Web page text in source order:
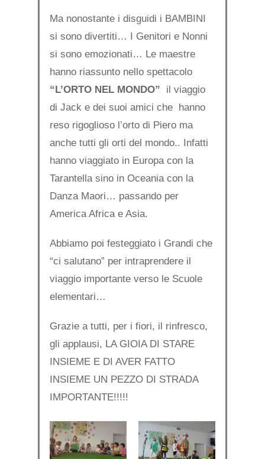
Ma nonostante i disguidi i BAMBINI
si sono divertiti… I Genitori e Nonni
si sono emozionati… Le maestre
hanno riassunto nello spettacolo
“L’ORTO NEL MONDO” il viaggio
di Jack e dei suoi amici che hanno
reso rigoglioso l’orto di Piero ma
anche tutti gli orti del mondo.. Infatti
hanno viaggiato in Europa con la
Tarantella sino in Oceania con la
Danza Maori… passando per
America Africa e Asia.
Abbiamo poi festeggiato i Grandi che
“ci salutano” per intraprendere il
viaggio importante verso le Scuole
elementari…
Grazie a tutti, per i fiori, il rinfresco,
gli applausi, LA GIOIA DI STARE
INSIEME E DI AVER FATTO
INSIEME UN PEZZO DI STRADA
IMPORTANTE!!!!!